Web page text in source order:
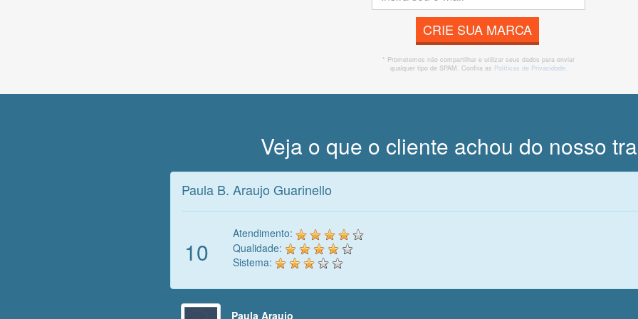
CRIE SUA MARCA
* Prometemos não compartilhar e utilizar seus dados para enviar
qualquer tipo de SPAM. Confira as Políticas de Privacidade.
Veja o que o cliente achou do nosso
Paula B. Araujo Guarinello
10
Atendimento:
Qualidade:
Sistema:
Paula Araujo